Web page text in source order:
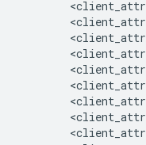
<client_attr
<client_attr
<client_attr
<client_attr
<client_attr
<client_attr
<client_attr
<client_attr
<client_attr